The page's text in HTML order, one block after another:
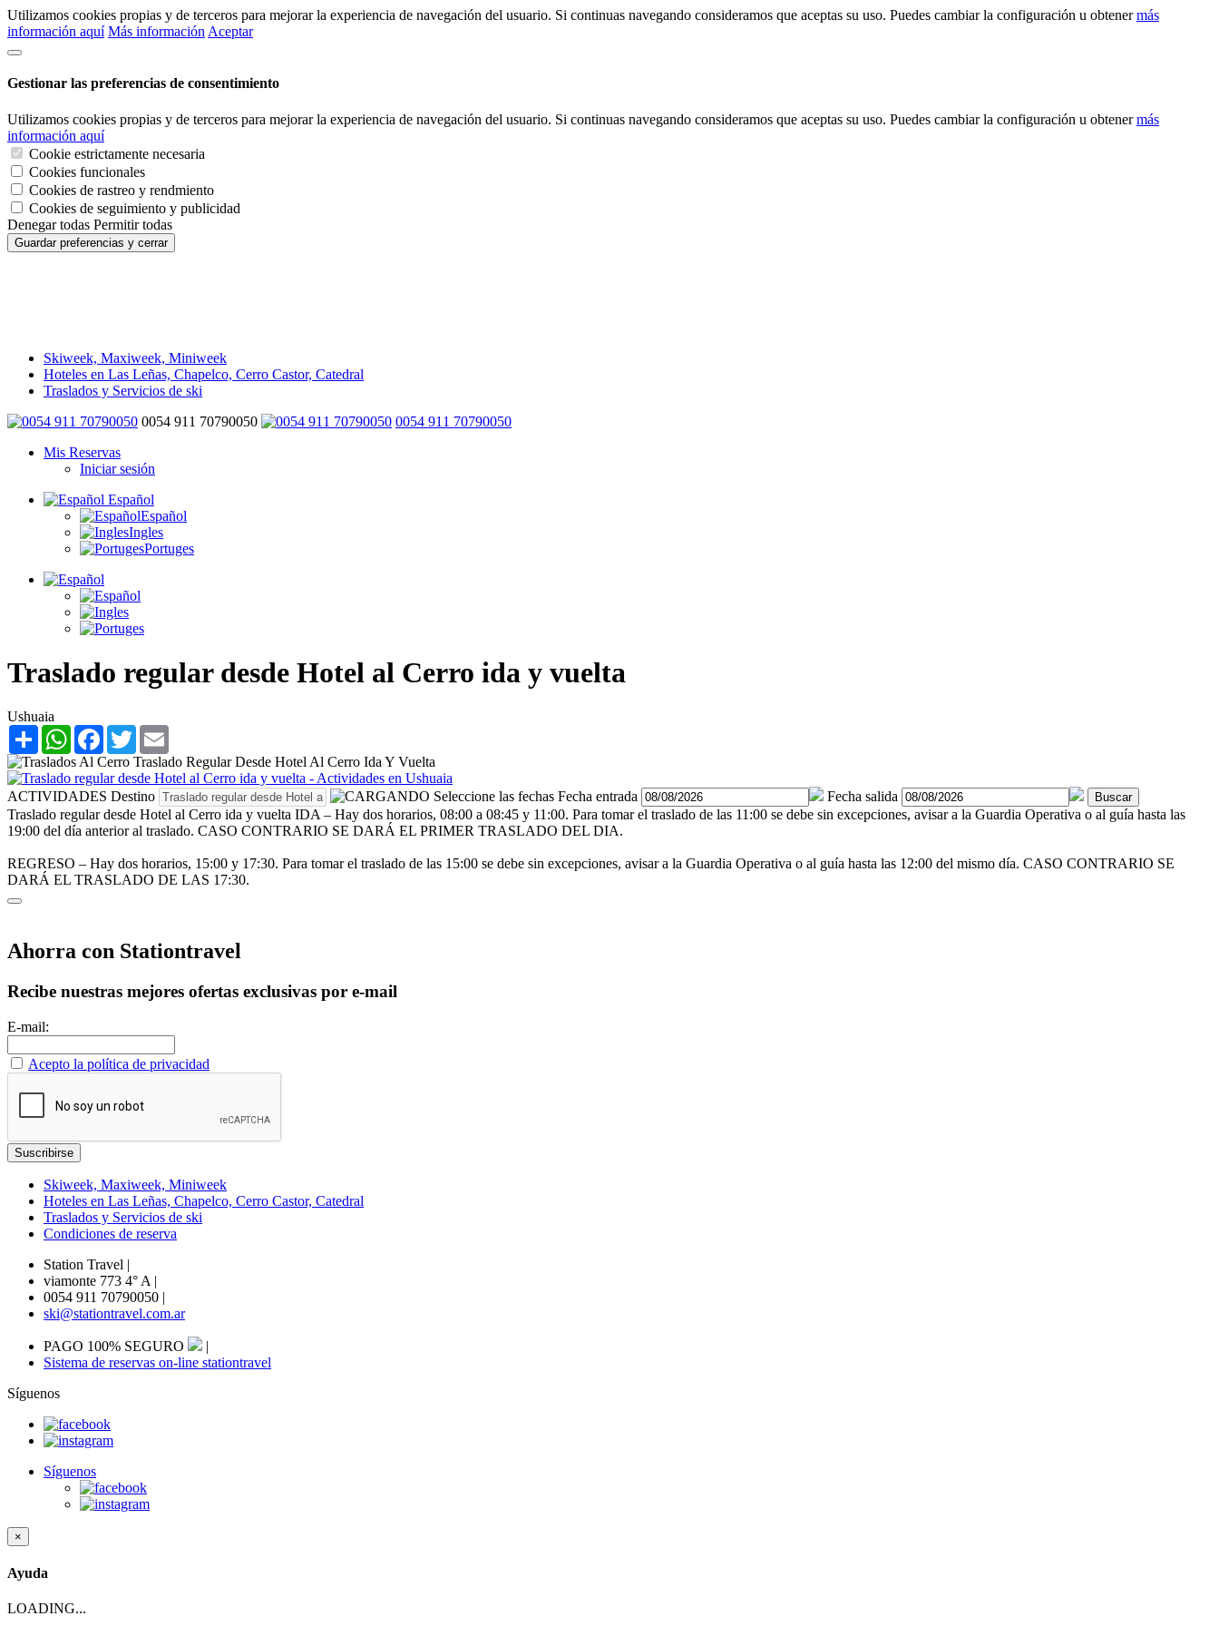
Utilizamos cookies propias y de terceros para mejorar la experiencia de navegación del usuario. Si continuas navegando consideramos que aceptas su uso. Puedes cambiar la configuración u obtenermás
información aquí Más información Aceptar
Gestionar las preferencias de consentimiento
Utilizamos cookies propias y de terceros para mejorar la experiencia de navegación del usuario. Si continuas navegando consideramos que aceptas su uso. Puedes cambiar la configuración u obtenermás
información aquí
Cookie estrictamente necesaria
Cookies funcionales
Cookies de rastreo y rendmiento
Cookies de seguimiento y publicidad
Denegar todas Permitir todas
Guardar preferencias y cerrar
Skiweek, Maxiweek, Miniweek
Hoteles en Las Leñas, Chapelco, Cerro Castor, Catedral
Traslados y Servicios de ski
0054 911 70790050
0054 911 70790050
Mis Reservas
Iniciar sesión
Español
Español
Ingles
Portuges
Traslado regular desde Hotel al Cerro ida y vuelta
Ushuaia
Share WhatsAppFacebook
Twitter
ACTIVIDADES Destino Seleccione las fechas Fecha entrada Fecha salida Buscar
Traslado regular desde Hotel al Cerro ida y vuelta IDA – Hay dos horarios, 08:00 a 08:45 y 11:00. Para tomar el traslado de las 11:00 se debe sin excepciones, avisar a la Guardia Operativa o al guía hasta las
19:00 del día anterior al traslado. CASO CONTRARIO SE DARÁ EL PRIMER TRASLADO DEL DIA.
REGRESO – Hay dos horarios, 15:00 y 17:30. Para tomar el traslado de las 15:00 se debe sin excepciones, avisar a la Guardia Operativa o al guía hasta las 12:00 del mismo día. CASO CONTRARIO SE
DARÁ EL TRASLADO DE LAS 17:30.
Ahorra con Stationtravel
Recibe nuestras mejores ofertas exclusivas por e-mail
E-mail:
Acepto la política de privacidad
Skiweek, Maxiweek, Miniweek
Hoteles en Las Leñas, Chapelco, Cerro Castor, Catedral
Traslados y Servicios de ski
Condiciones de reserva
Station Travel |
viamonte 773 4° A |
0054 911 70790050 |
ski@stationtravel.com.ar
PAGO 100% SEGURO
|
Sistema de reservas on-line stationtravel
Síguenos
Síguenos
×
Ayuda
LOADING...